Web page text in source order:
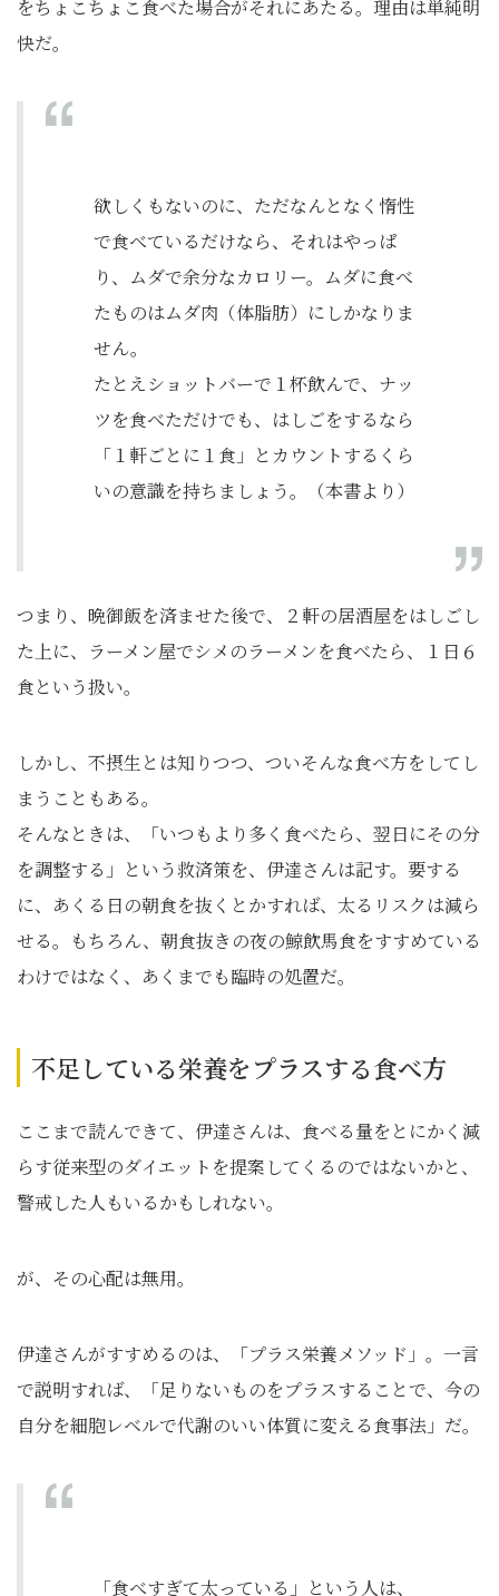
をちょこちょこ食べた場合がそれにあたる。理由は単純明
快だ。
欲しくもないのに、ただなんとなく惰性
で食べているだけなら、それはやっぱ
り、ムダで余分なカロリー。ムダに食べ
たものはムダ肉（体脂肪）にしかなりま
せん。
たとえショットバーで１杯飲んで、ナッ
ツを食べただけでも、はしごをするなら
「１軒ごとに１食」とカウントするくら
いの意識を持ちましょう。（本書より）
つまり、晩御飯を済ませた後で、２軒の居酒屋をはしごし
た上に、ラーメン屋でシメのラーメンを食べたら、１日６
食という扱い。
しかし、不摂生とは知りつつ、ついそんな食べ方をしてし
まうこともある。
そんなときは、「いつもより多く食べたら、翌日にその分
を調整する」という救済策を、伊達さんは記す。要する
に、あくる日の朝食を抜くとかすれば、太るリスクは減ら
せる。もちろん、朝食抜きの夜の鯨飲馬食をすすめている
わけではなく、あくまでも臨時の処置だ。
不足している栄養をプラスする食べ方
ここまで読んできて、伊達さんは、食べる量をとにかく減
らす従来型のダイエットを提案してくるのではないかと、
警戒した人もいるかもしれない。
が、その心配は無用。
伊達さんがすすめるのは、「プラス栄養メソッド」。一言
で説明すれば、「足りないものをプラスすることで、今の
自分を細胞レベルで代謝のいい体質に変える食事法」だ。
「食べすぎて太っている」という人は、